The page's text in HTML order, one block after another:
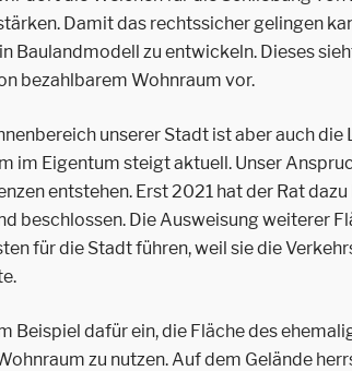
Damit das rechtssicher gelingen
Baulandmodell zu entwickeln. Dieses
bezahlbarem Wohnraum vor.
unserer Stadt ist aber auch
im Eigentum steigt aktuell. Unser
entstehen. Erst 2021 hat der Rat
beschlossen. Die Ausweisung weiterer
für die Stadt führen, weil sie die
Beispiel dafür ein, die Fläche des
zu nutzen. Auf dem Gelände